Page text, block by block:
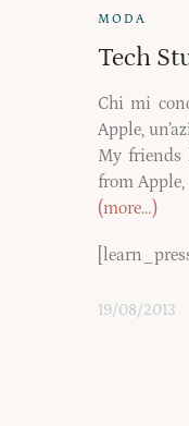
MODA
Tech
Chi mi
Apple,
My friends
from
(more…)
19/08/2013